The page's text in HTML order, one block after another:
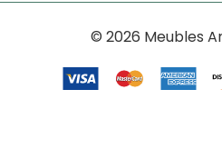
© 2026 Meubles